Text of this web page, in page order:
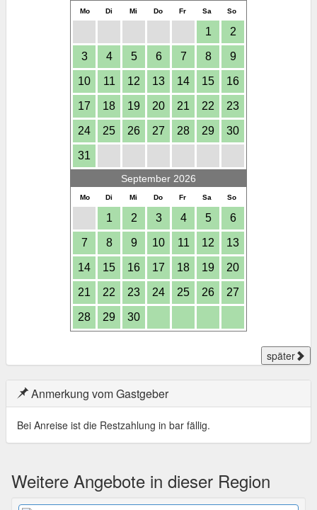
Mo Di Mi Do Fr Sa So
1 2
3 4 5 6 7 8 9
10 11 12 13 14 15 16
17 18 19 20 21 22 23
24 25 26 27 28 29 30
31
September 2026
Mo Di Mi Do Fr Sa So
1 2 3 4 5 6
7 8 9 10 11 12 13
14 15 16 17 18 19 20
21 22 23 24 25 26 27
28 29 30
später
Anmerkung vom Gastgeber
Bei Anreise ist die Restzahlung in bar fällig.
Weitere Angebote in dieser Region